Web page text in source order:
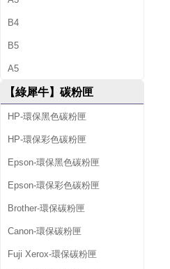
B4
B5
A5
【綠犀牛】碳粉匣
HP-環保黑色碳粉匣
HP-環保彩色碳粉匣
Epson-環保黑色碳粉匣
Epson-環保彩色碳粉匣
Brother-環保碳粉匣
Canon-環保碳粉匣
Fuji Xerox-環保碳粉匣